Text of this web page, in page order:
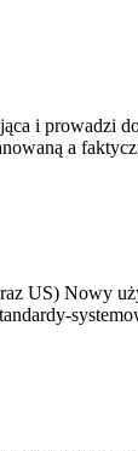
i prowadzi
a
US) Nowy